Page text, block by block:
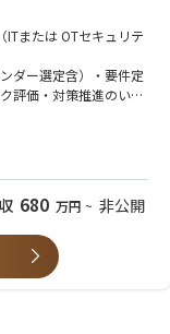
然ガス事業プロジェ
用を推進する。
等）におけるリスク
の設計・導入・運用を
よびインシデント対応
止）を一貫して推進す
国内外基準に準拠した
基づき関連システムの
ITまたは OTセキュリテ
ダー選定含）・要件定
評価・対策推進のいず
クラウド／ID管理／S
（制御系）セキュリテ
OT境界対策等）に関
）またはプラント・製
ウド等の新技術活用に
680 万円 ~ 非公開